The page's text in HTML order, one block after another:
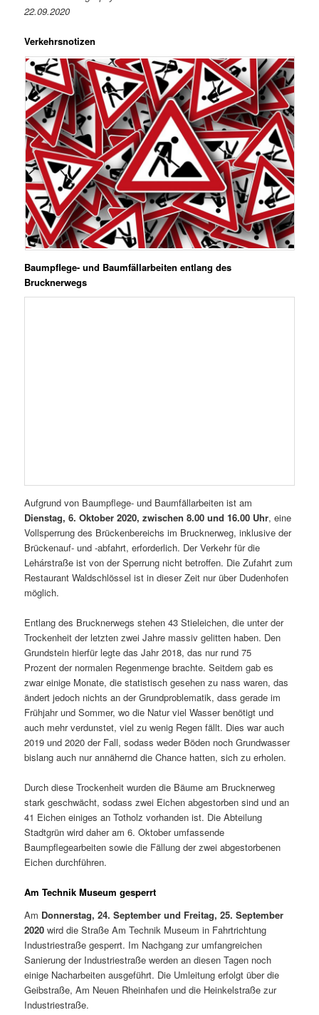
22.09.2020
Verkehrsnotizen
Baumpflege- und Baumfällarbeiten entlang des
Brucknerwegs
Aufgrund von Baumpflege- und Baumfällarbeiten ist am
Dienstag, 6. Oktober 2020, zwischen 8.00 und 16.00 Uhr, eine
Vollsperrung des Brückenbereichs im Brucknerweg, inklusive der
Brückenauf- und -abfahrt, erforderlich. Der Verkehr für die
Lehárstraße ist von der Sperrung nicht betroffen. Die Zufahrt zum
Restaurant Waldschlössel ist in dieser Zeit nur über Dudenhofen
möglich.
Entlang des Brucknerwegs stehen 43 Stieleichen, die unter der
Trockenheit der letzten zwei Jahre massiv gelitten haben. Den
Grundstein hierfür legte das Jahr 2018, das nur rund 75
Prozent der normalen Regenmenge brachte. Seitdem gab es
zwar einige Monate, die statistisch gesehen zu nass waren, das
ändert jedoch nichts an der Grundproblematik, dass gerade im
Frühjahr und Sommer, wo die Natur viel Wasser benötigt und
auch mehr verdunstet, viel zu wenig Regen fällt. Dies war auch
2019 und 2020 der Fall, sodass weder Böden noch Grundwasser
bislang auch nur annähernd die Chance hatten, sich zu erholen.
Durch diese Trockenheit wurden die Bäume am Brucknerweg
stark geschwächt, sodass zwei Eichen abgestorben sind und an
41 Eichen einiges an Totholz vorhanden ist. Die Abteilung
Stadtgrün wird daher am 6. Oktober umfassende
Baumpflegearbeiten sowie die Fällung der zwei abgestorbenen
Eichen durchführen.
Am Technik Museum gesperrt
Am Donnerstag, 24. September und Freitag, 25. September
2020 wird die Straße Am Technik Museum in Fahrtrichtung
Industriestraße gesperrt. Im Nachgang zur umfangreichen
Sanierung der Industriestraße werden an diesen Tagen noch
einige Nacharbeiten ausgeführt. Die Umleitung erfolgt über die
Geibstraße, Am Neuen Rheinhafen und die Heinkelstraße zur
Industriestraße.